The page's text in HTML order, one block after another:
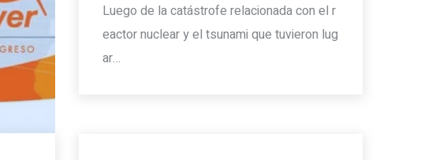
Luego de la catástrofe relacionada con el r
eactor nuclear y el tsunami que tuvieron lug
ar…